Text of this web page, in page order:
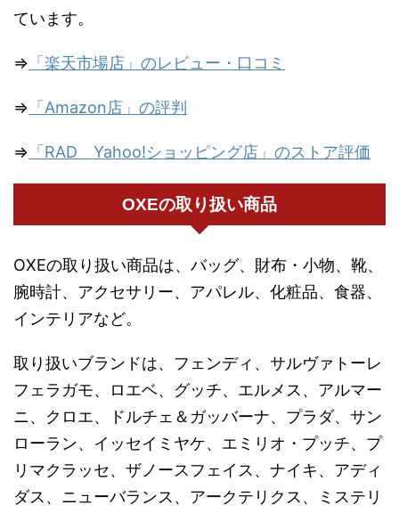
ています。
⇒ 「楽天市場店」のレビュー・口コミ
⇒ 「Amazon店」の評判
⇒ 「RAD Yahoo!ショッピング店」のストア評価
OXEの取り扱い商品
OXEの取り扱い商品は、バッグ、財布・小物、靴、
腕時計、アクセサリー、アパレル、化粧品、食器、
インテリアなど。
取り扱いブランドは、フェンディ、サルヴァトーレ
フェラガモ、ロエベ、グッチ、エルメス、アルマー
ニ、クロエ、ドルチェ＆ガッバーナ、プラダ、サン
ローラン、イッセイミヤケ、エミリオ・プッチ、プ
リマクラッセ、ザノースフェイス、ナイキ、アディ
ダス、ニューバランス、アークテリクス、ミステリ